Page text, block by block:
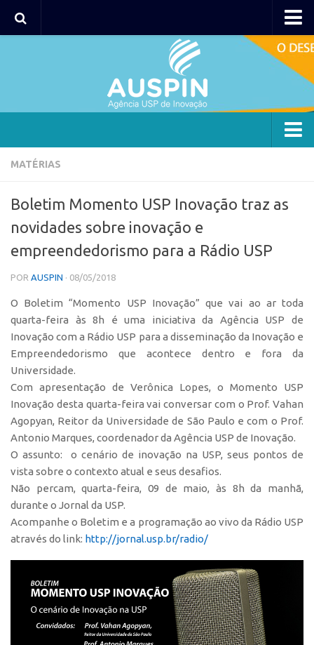
Agência
Coordenação
Polos
Polo Capital
Polo Lorena
Polo Ribeirão Preto
Polo São Carlos
Programas
Bolsa Empreendedorismo
Bolsa Startup USP
PGI-USP
Conexão USP
Conexão Inter-USP
Leis e Normas
Portal do Inventor
Inteligência Competitiva
Pesquisa na USP
EMBRAPIIs
CEPIDs
MATÉRIAS
Boletim Momento USP Inovação traz as
novidades sobre inovação e
empreendedorismo para a Rádio USP
POR AUSPIN · 08/05/2018
O Boletim “Momento USP Inovação” que vai ao ar toda
quarta-feira às 8h é uma iniciativa da Agência USP de
Inovação com a Rádio USP para a disseminação da Inovação e
Empreendedorismo que acontece dentro e fora da
Universidade.
Com apresentação de Verônica Lopes, o Momento USP
Inovação desta quarta-feira vai conversar com o Prof. Vahan
Agopyan, Reitor da Universidade de São Paulo e com o Prof.
Antonio Marques, coordenador da Agência USP de Inovação.
O assunto: o cenário de inovação na USP, seus pontos de
vista sobre o contexto atual e seus desafios.
Não percam, quarta-feira, 09 de maio, às 8h da manhã,
durante o Jornal da USP.
Acompanhe o Boletim e a programação ao vivo da Rádio USP
através do link: http://jornal.usp.br/radio/